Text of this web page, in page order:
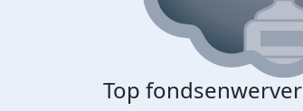
Top fondsenwerver